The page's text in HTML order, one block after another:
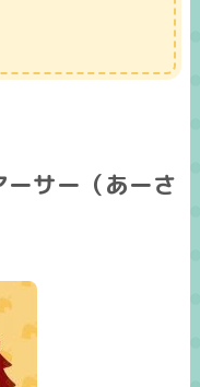
サー（あーさ